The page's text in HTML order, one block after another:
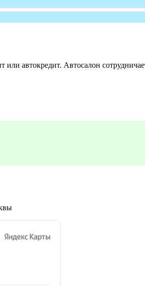
автокредит. Автосалон